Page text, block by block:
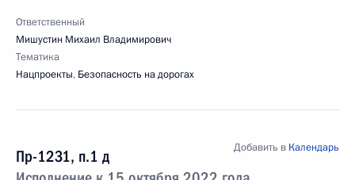
Ответственный
Мишустин Михаил Владимирович
Тематика
Нацпроекты, Безопасность на дорогах
Пр-1231, п.1 д
Добавить в Календарь